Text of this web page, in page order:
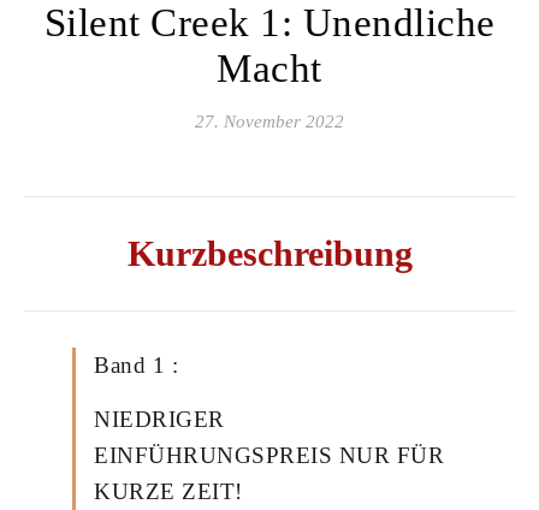
Silent Creek 1: Unendliche
Macht
27. November 2022
Kurzbeschreibung
Band 1 :
NIEDRIGER
EINFÜHRUNGSPREIS NUR FÜR
KURZE ZEIT!